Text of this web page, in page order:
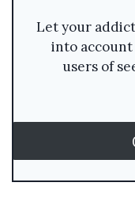
Let your
into
users of